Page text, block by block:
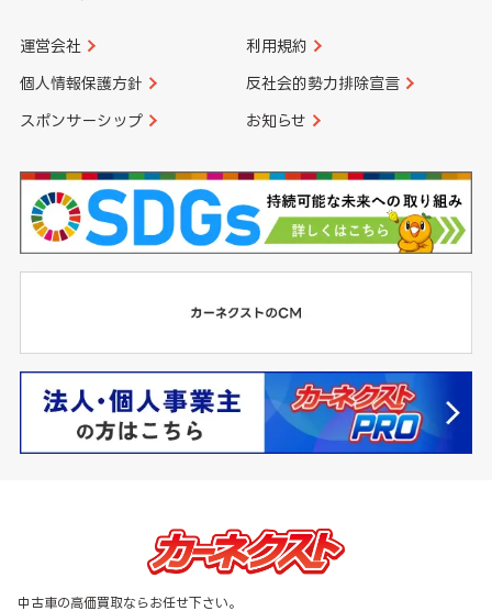
運営会社 利用規約
個人情報保護方針 反社会的勢力排除宣言
スポンサーシップ お知らせ
中古車の高価買取ならお任せ下さい。